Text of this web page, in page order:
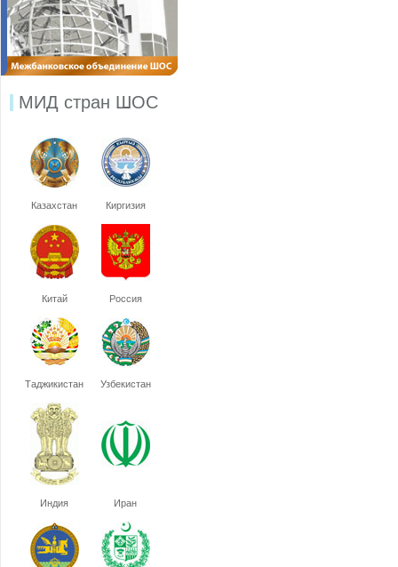
МИД стран ШОС
Казахстан Киргизия
Китай Россия
Таджикистан Узбекистан
Индия Иран